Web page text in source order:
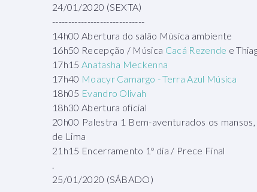
24/01/2020 (SEXTA)
-----------------------------
14h00 Abertura do salão Música ambiente
16h50 Recepção / Música Cacá Rezende e
17h15 Anatasha Meckenna
17h40 Moacyr Camargo - Terra Azul Música
18h05 Evandro Olivah
18h30 Abertura oficial
20h00 Palestra 1 Bem-aventurados os
de Lima
21h15 Encerramento 1º dia / Prece Final
.
25/01/2020 (SÁBADO)